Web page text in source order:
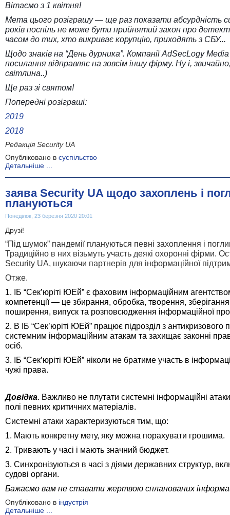
Вітаємо з 1 квітня!
Мета цього розіграшу — ще раз показати абсурдність
років поспіль не може бути прийнятий закон про
часом до тих, хто викриває корупцію, приходять з СБУ...
Щодо знаків на “День дурника”. КомпаніїAdSecLogy
посилання відправляє на зовсім іншу фірму. Ну і,
світлина..)
Ще раз зі святом!
Попередні розіграші:
2019
2018
Редакція Security UA
Опубліковано в суспільство
Детальніше ...
заява Security UA щодо захоплень і
плануються
Понеділок, 23 березня 2020 20:01
Друзі!
“Під шумок” пандемії плануються певні захоплення і
Традиційно в них візьмуть участь деякі охоронні фірми.
Security UA, шукаючи партнерів для інформаційної
Отже.
1.
ІБ “Сек’юріті ЮЕй” є фаховим інформаційним
компетенції — це збирання, обробка, творення,
поширення, випуск та розповсюдження інформаційної
2. В
ІБ “Сек’юріті ЮЕй” працює підрозділ з антикризового
системним інформаційним атакам та захищає законні
осіб.
3.
ІБ “Сек’юріті ЮЕй” ніколи не братиме участь в
чужі права.
Довідка. Важливо не плутати системні інформаційні
полі певних критичних матеріалів.
Системні атаки характеризуються тим, що:
1. Мають конкретну мету, яку можна порахувати грошима.
2. Тривають у часі і мають значний бюджет.
3. Синхронізуються в часі з діями державних структур,
судові органи.
Бажаємо вам не ставати жертвою спланованих
Опубліковано в індустрія
Детальніше ...